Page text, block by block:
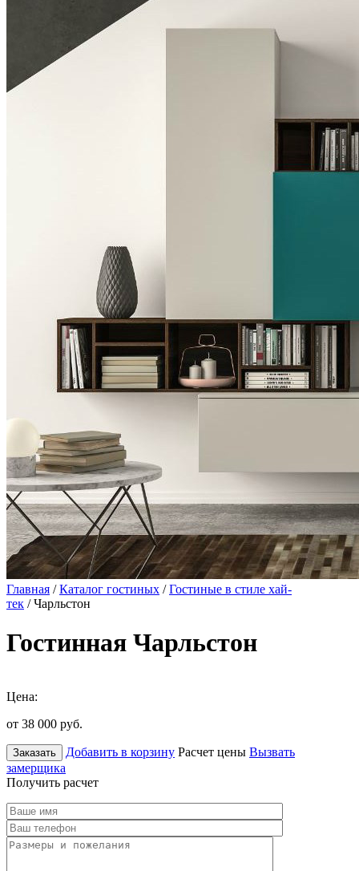
Главная /Каталог гостиных /Гостиные в стиле хай-
тек / Чарльстон
Гостинная Чарльстон
Цена:
от 38 000 руб.
Заказать Добавить в корзину Расчет цены Вызвать
замерщика
Получить расчет